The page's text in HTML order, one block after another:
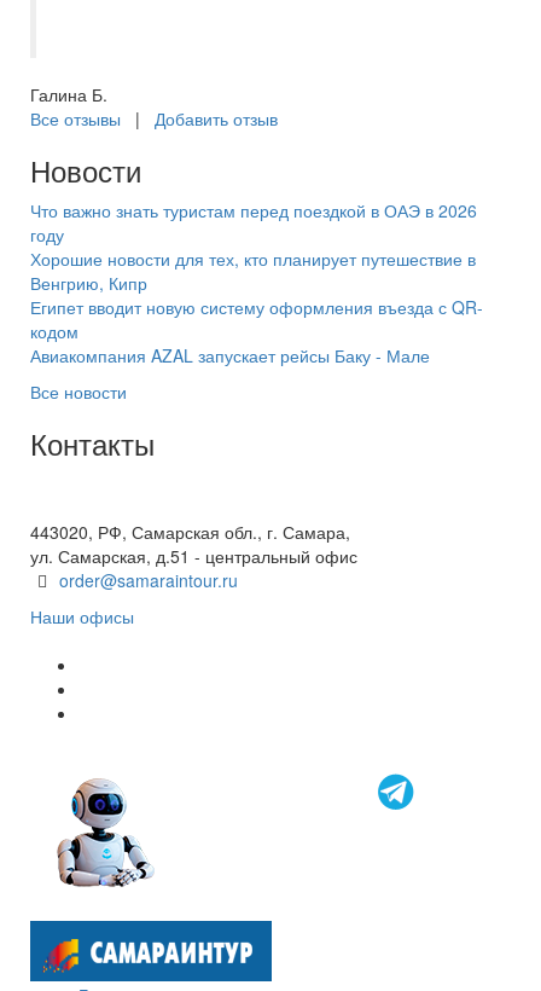
Галина Б.
Все отзывы | Добавить отзыв
Новости
Что важно знать туристам перед поездкой в ОАЭ в 2026
году
Хорошие новости для тех, кто планирует путешествие в
Венгрию, Кипр
Египет вводит новую систему оформления въезда с QR-
кодом
Авиакомпания AZAL запускает рейсы Баку - Мале
Все новости
Контакты
443020, РФ, Самарская обл., г. Самара,
ул. Самарская, д.51 - центральный офис
order@samaraintour.ru
Наши офисы